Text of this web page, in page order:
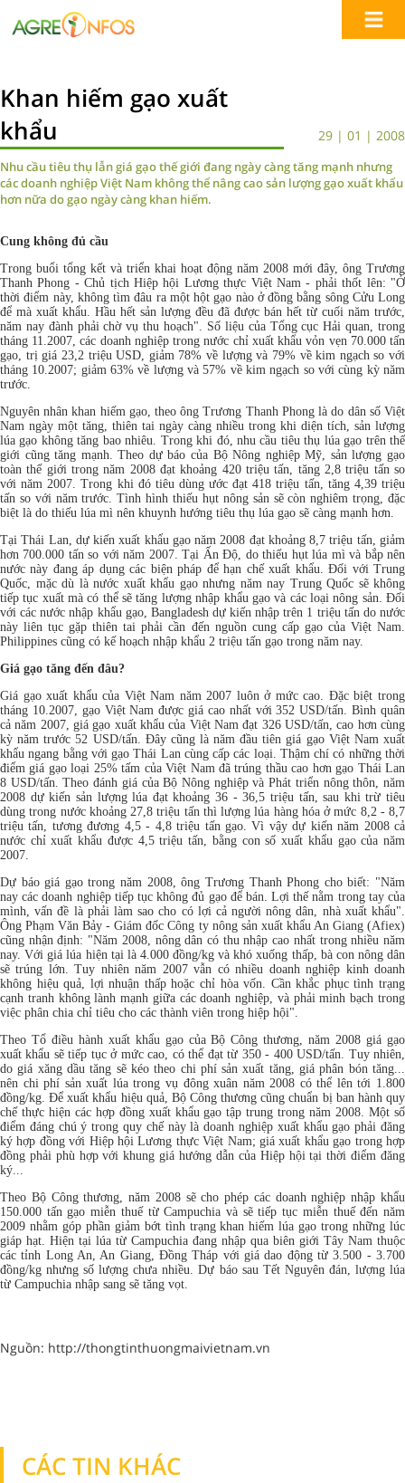
Khan hiếm gạo xuất
khẩu
29 | 01 | 2008
Nhu cầu tiêu thụ lẫn giá gạo thế giới đang ngày càng tăng mạnh nhưng
các doanh nghiệp Việt Nam không thể nâng cao sản lượng gạo xuất khẩu
hơn nữa do gạo ngày càng khan hiếm.
Cung không đủ cầu
Trong buổi tổng kết và triển khai hoạt động năm 2008 mới đây, ông Trương
Thanh Phong - Chủ tịch Hiệp hội Lương thực Việt Nam - phải thốt lên: "Ở
thời điểm này, không tìm đâu ra một hột gạo nào ở đồng bằng sông Cửu Long
để mà xuất khẩu. Hầu hết sản lượng đều đã được bán hết từ cuối năm trước,
năm nay đành phải chờ vụ thu hoạch". Số liệu của Tổng cục Hải quan, trong
tháng 11.2007, các doanh nghiệp trong nước chỉ xuất khẩu vỏn vẹn 70.000 tấn
gạo, trị giá 23,2 triệu USD, giảm 78% về lượng và 79% về kim ngạch so với
tháng 10.2007; giảm 63% về lượng và 57% về kim ngạch so với cùng kỳ năm
trước.
Nguyên nhân khan hiếm gạo, theo ông Trương Thanh Phong là do dân số Việt
Nam ngày một tăng, thiên tai ngày càng nhiều trong khi diện tích, sản lượng
lúa gạo không tăng bao nhiêu. Trong khi đó, nhu cầu tiêu thụ lúa gạo trên thế
giới cũng tăng mạnh. Theo dự báo của Bộ Nông nghiệp Mỹ, sản lượng gạo
toàn thế giới trong năm 2008 đạt khoảng 420 triệu tấn, tăng 2,8 triệu tấn so
với năm 2007. Trong khi đó tiêu dùng ước đạt 418 triệu tấn, tăng 4,39 triệu
tấn so với năm trước. Tình hình thiếu hụt nông sản sẽ còn nghiêm trọng, đặc
biệt là do thiếu lúa mì nên khuynh hướng tiêu thụ lúa gạo sẽ càng mạnh hơn.
Tại Thái Lan, dự kiến xuất khẩu gạo năm 2008 đạt khoảng 8,7 triệu tấn, giảm
hơn 700.000 tấn so với năm 2007. Tại Ấn Độ, do thiếu hụt lúa mì và bắp nên
nước này đang áp dụng các biện pháp để hạn chế xuất khẩu. Đối với Trung
Quốc, mặc dù là nước xuất khẩu gạo nhưng năm nay Trung Quốc sẽ không
tiếp tục xuất mà có thể sẽ tăng lượng nhập khẩu gạo và các loại nông sản. Đối
với các nước nhập khẩu gạo, Bangladesh dự kiến nhập trên 1 triệu tấn do nước
này liên tục gặp thiên tai phải cần đến nguồn cung cấp gạo của Việt Nam.
Philippines cũng có kế hoạch nhập khẩu 2 triệu tấn gạo trong năm nay.
Giá gạo tăng đến đâu?
Giá gạo xuất khẩu của Việt Nam năm 2007 luôn ở mức cao. Đặc biệt trong
tháng 10.2007, gạo Việt Nam được giá cao nhất với 352 USD/tấn. Bình quân
cả năm 2007, giá gạo xuất khẩu của Việt Nam đạt 326 USD/tấn, cao hơn cùng
kỳ năm trước 52 USD/tấn. Đây cũng là năm đầu tiên giá gạo Việt Nam xuất
khẩu ngang bằng với gạo Thái Lan cùng cấp các loại. Thậm chí có những thời
điểm giá gạo loại 25% tấm của Việt Nam đã trúng thầu cao hơn gạo Thái Lan
8 USD/tấn. Theo đánh giá của Bộ Nông nghiệp và Phát triển nông thôn, năm
2008 dự kiến sản lượng lúa đạt khoảng 36 - 36,5 triệu tấn, sau khi trừ tiêu
dùng trong nước khoảng 27,8 triệu tấn thì lượng lúa hàng hóa ở mức 8,2 - 8,7
triệu tấn, tương đương 4,5 - 4,8 triệu tấn gạo. Vì vậy dự kiến năm 2008 cả
nước chỉ xuất khẩu được 4,5 triệu tấn, bằng con số xuất khẩu gạo của năm
2007.
Dự báo giá gạo trong năm 2008, ông Trương Thanh Phong cho biết: "Năm
nay các doanh nghiệp tiếp tục không đủ gạo để bán. Lợi thế nằm trong tay của
mình, vấn đề là phải làm sao cho có lợi cả người nông dân, nhà xuất khẩu".
Ông Phạm Văn Bảy - Giám đốc Công ty nông sản xuất khẩu An Giang (Afiex)
cũng nhận định: "Năm 2008, nông dân có thu nhập cao nhất trong nhiều năm
nay. Với giá lúa hiện tại là 4.000 đồng/kg và khó xuống thấp, bà con nông dân
sẽ trúng lớn. Tuy nhiên năm 2007 vẫn có nhiều doanh nghiệp kinh doanh
không hiệu quả, lợi nhuận thấp hoặc chỉ hòa vốn. Cần khắc phục tình trạng
cạnh tranh không lành mạnh giữa các doanh nghiệp, và phải minh bạch trong
việc phân chia chỉ tiêu cho các thành viên trong hiệp hội".
Theo Tổ điều hành xuất khẩu gạo của Bộ Công thương, năm 2008 giá gạo
xuất khẩu sẽ tiếp tục ở mức cao, có thể đạt từ 350 - 400 USD/tấn. Tuy nhiên,
do giá xăng dầu tăng sẽ kéo theo chi phí sản xuất tăng, giá phân bón tăng...
nên chi phí sản xuất lúa trong vụ đông xuân năm 2008 có thể lên tới 1.800
đồng/kg. Để xuất khẩu hiệu quả, Bộ Công thương cũng chuẩn bị ban hành quy
chế thực hiện các hợp đồng xuất khẩu gạo tập trung trong năm 2008. Một số
điểm đáng chú ý trong quy chế này là doanh nghiệp xuất khẩu gạo phải đăng
ký hợp đồng với Hiệp hội Lương thực Việt Nam; giá xuất khẩu gạo trong hợp
đồng phải phù hợp với khung giá hướng dẫn của Hiệp hội tại thời điểm đăng
ký...
Theo Bộ Công thương, năm 2008 sẽ cho phép các doanh nghiệp nhập khẩu
150.000 tấn gạo miễn thuế từ Campuchia và sẽ tiếp tục miễn thuế đến năm
2009 nhằm góp phần giảm bớt tình trạng khan hiếm lúa gạo trong những lúc
giáp hạt. Hiện tại lúa từ Campuchia đang nhập qua biên giới Tây Nam thuộc
các tỉnh Long An, An Giang, Đồng Tháp với giá dao động từ 3.500 - 3.700
đồng/kg nhưng số lượng chưa nhiều. Dự báo sau Tết Nguyên đán, lượng lúa
từ Campuchia nhập sang sẽ tăng vọt.
Nguồn: http://thongtinthuongmaivietnam.vn
CÁC TIN KHÁC